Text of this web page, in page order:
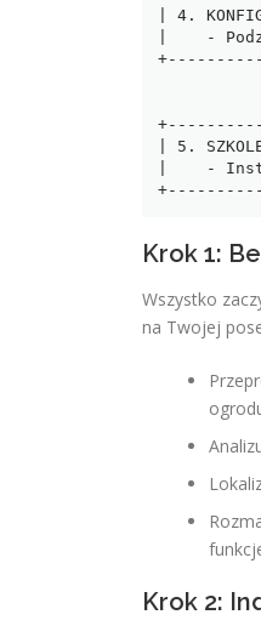
| 4.
|    -
| 5.
|    -
Krok 1:
Wszystko
na Twojej
Krok 2: